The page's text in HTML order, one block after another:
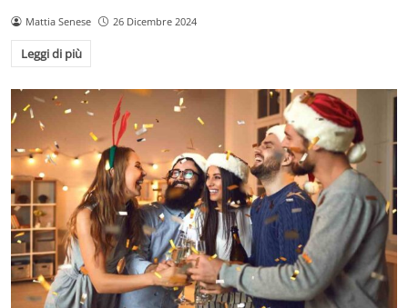
Mattia Senese 26 Dicembre 2024
Leggi di più